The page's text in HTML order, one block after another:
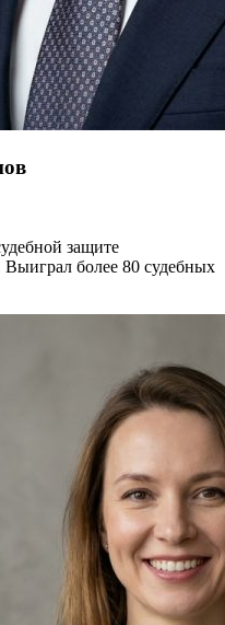
защите
Выиграл более 80 судебных